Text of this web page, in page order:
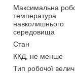
Максимальна
температура
навколишнього
середовища
Стан
ККД, не менше
Тип робочої